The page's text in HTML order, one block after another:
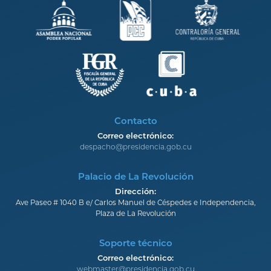
Contacto
Correo electrónico:
despacho@presidencia.gob.cu
Palacio de La Revolución
Dirección:
Ave Paseo # 1040 B e/ Carlos Manuel de Céspedes e Independencia,
Plaza de La Revolución
Soporte técnico
Correo electrónico:
webmaster@presidencia.gob.cu